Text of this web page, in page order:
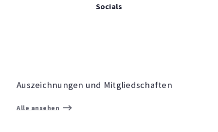
Socials
Auszeichnungen und Mitgliedschaften
Alle ansehen